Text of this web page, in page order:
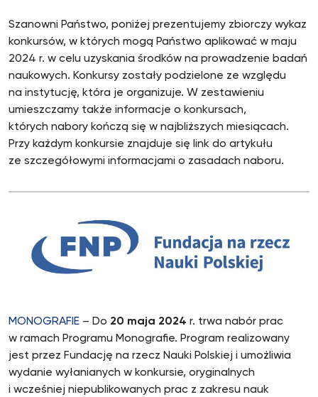
Szanowni Państwo, poniżej prezentujemy zbiorczy wykaz
konkursów, w których mogą Państwo aplikować w maju
2024 r. w celu uzyskania środków na prowadzenie badań
naukowych. Konkursy zostały podzielone ze względu
na instytucję, która je organizuje. W zestawieniu
umieszczamy także informacje o konkursach,
których nabory kończą się w najbliższych miesiącach.
Przy każdym konkursie znajduje się link do artykułu
ze szczegółowymi informacjami o zasadach naboru.
MONOGRAFIE – Do 20 maja 2024 r. trwa nabór prac
w ramach Programu Monografie. Program realizowany
jest przez Fundację na rzecz Nauki Polskiej i umożliwia
wydanie wyłanianych w konkursie, oryginalnych
i wcześniej niepublikowanych prac z zakresu nauk